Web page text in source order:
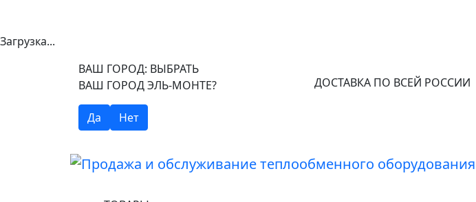
Загрузка...
ВАШ ГОРОД: ВЫБРАТЬ
ВАШ ГОРОД ЭЛЬ-МОНТЕ?
Да Нет
ДОСТАВКА ПО ВСЕЙ РОССИИ